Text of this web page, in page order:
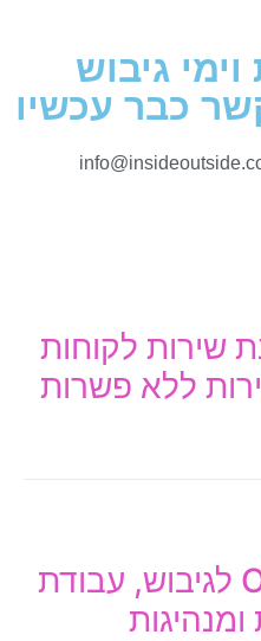
גיבוש
כבר עכשיו
שירות לקוחות
ללא פשרות
ODT לגיבוש, עבודת
ומנהיגות